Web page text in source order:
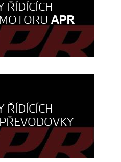
ŘÍDÍCÍCH
APR
ŘÍDÍCÍCH